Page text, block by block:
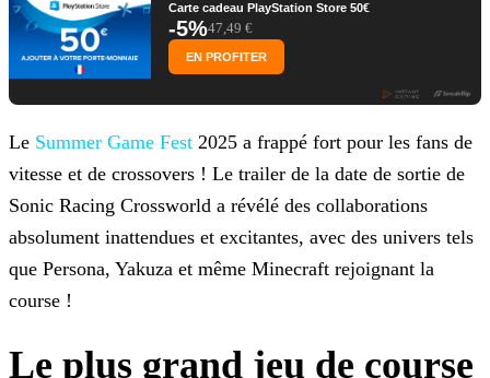
Carte cadeau PlayStation Store 50€
-5%47,49 €
EN PROFITER
Le Summer Game Fest 2025 a frappé fort pour les fans de
vitesse et de crossovers ! Le trailer de la date de sortie de
Sonic Racing Crossworld a révélé des collaborations
absolument inattendues et excitantes, avec des univers tels
que Persona, Yakuza et même Minecraft rejoignant la
course !
Le plus grand jeu de course